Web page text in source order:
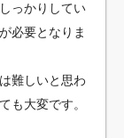
っかりしてい
必要となりま
難しいと思わ
も大変です。